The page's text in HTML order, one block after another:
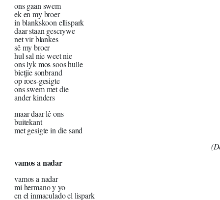
ons gaan swem
ek en my broer
in blankskoon ellispark
daar staan gescrywe
net vir blankes
sê my broer
hul sal nie weet nie
ons lyk mos soos hulle
bietjie sonbrand
op roes-gesigte
ons swem met die
ander kinders
maar daar lê ons
buitekant
met gesigte in die sand
vamos a nadar
vamos a nadar
mi hermano y yo
en el inmaculado el lispark